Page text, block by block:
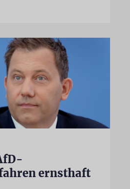
ernsthaft